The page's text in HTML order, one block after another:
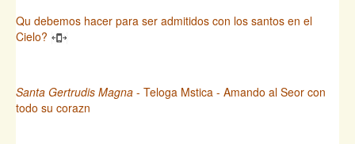
Qu debemos hacer para ser admitidos con los santos en el
Cielo?
Santa Gertrudis Magna - Teloga Mstica - Amando al Seor con
todo su corazn